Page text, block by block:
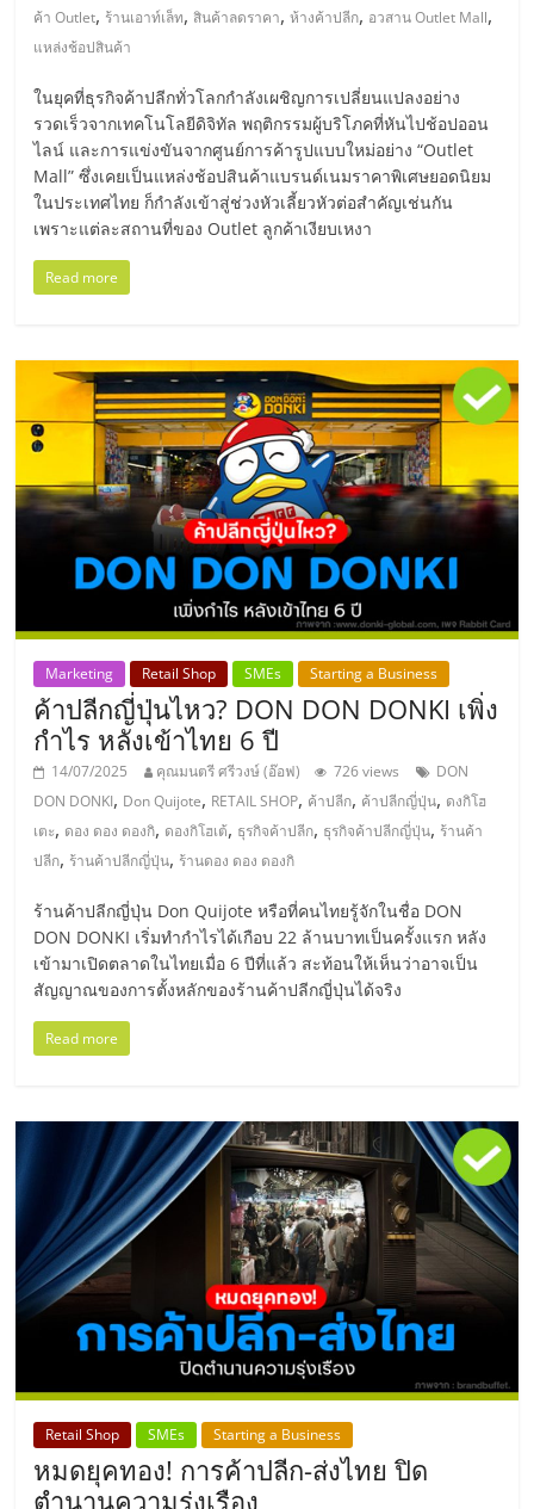
บ้าน
ลงทุน
น้อย
คืน
ทุน
ไว,
ปรึกษา
การ
ลงทุน
แฟ
รน
ไชส์,
ศูนย์
ไชส์
พร้อม
ทำเล
สำหรับ
เปิด
ร้าน
ปรึกษา
ฟรี,
บริการ
ระบบ
แฟ
รน
ไชส์"
ค้า Outlet, ร้านเอาท์เล็ท,สินค้าลดราคา,ห้างค้าปลีก, อวสาน Outlet Mall,
แหล่งช้อปสินค้า
ในยุคที่ธุรกิจค้าปลีกทั่วโลกกำลังเผชิญการเปลี่ยนแปลงอย่าง
รวดเร็วจากเทคโนโลยีดิจิทัล พฤติกรรมผู้บริโภคที่หันไปช้อปออน
ไลน์ และการแข่งขันจากศูนย์การค้ารูปแบบใหม่อย่าง “Outlet
Mall” ซึ่งเคยเป็นแหล่งช้อปสินค้าแบรนด์เนมราคาพิเศษยอดนิยม
ในประเทศไทย ก็กำลังเข้าสู่ช่วงหัวเลี้ยวหัวต่อสำคัญเช่นกัน
เพราะแต่ละสถานที่ของ Outlet ลูกค้าเงียบเหงา
Read more
Marketing Retail Shop SMEs Starting a Business
ค้าปลีกญี่ปุ่นไหว? DON DON DONKI เพิ่ง
กำไร หลังเข้าไทย 6 ปี
14/07/2025 คุณมนตรี ศรีวงษ์ (อ๊อฟ) 726 views
DON
DON DONKI, Don Quijote, RETAIL SHOP, ค้าปลีก, ค้าปลีกญี่ปุ่น, ดงกิโฮ
เตะ, ดอง ดอง ดองกิ, ดองกิโฮเต้, ธุรกิจค้าปลีก, ธุรกิจค้าปลีกญี่ปุ่น, ร้านค้า
ปลีก, ร้านค้าปลีกญี่ปุ่น, ร้านดอง ดอง ดองกิ
ร้านค้าปลีกญี่ปุ่น Don Quijote หรือที่คนไทยรู้จักในชื่อ DON
DON DONKI เริ่มทำกำไรได้เกือบ 22 ล้านบาทเป็นครั้งแรก หลัง
เข้ามาเปิดตลาดในไทยเมื่อ 6 ปีที่แล้ว สะท้อนให้เห็นว่าอาจเป็น
สัญญาณของการตั้งหลักของร้านค้าปลีกญี่ปุ่นได้จริง
Read more
Retail Shop SMEs Starting a Business
หมดยุคทอง! การค้าปลีก-ส่งไทย ปิด
ตำนานความรุ่งเรือง